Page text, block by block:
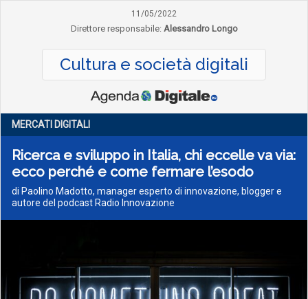
11/05/2022
Direttore responsabile: Alessandro Longo
Cultura e società digitali
MERCATI DIGITALI
Ricerca e sviluppo in Italia, chi eccelle va via:
ecco perché e come fermare l’esodo
di Paolino Madotto, manager esperto di innovazione, blogger e
autore del podcast Radio Innovazione